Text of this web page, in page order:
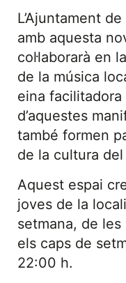
L’Ajuntament
amb aquesta
col·laborarà en
de la música
eina
d’aquestes
també formen
de la cultura
Aquest espai
joves de la
setmana, de
els caps de
22:00 h.